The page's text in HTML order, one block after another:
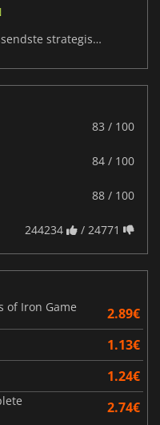
Hearts of Iron IV bietet die umfassendste strategische Erfahrung
83 / 100
84 / 100
88 / 100
244234 / 24771
of Iron Game
2.89€
1.13€
1.24€
2.74€